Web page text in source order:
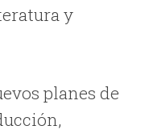
y
planes de